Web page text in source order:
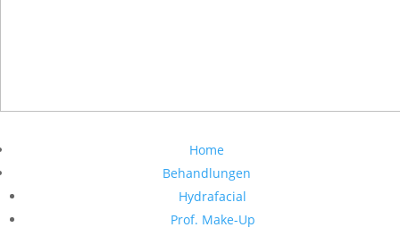
Home
Behandlungen
Hydrafacial
Prof. Make-Up